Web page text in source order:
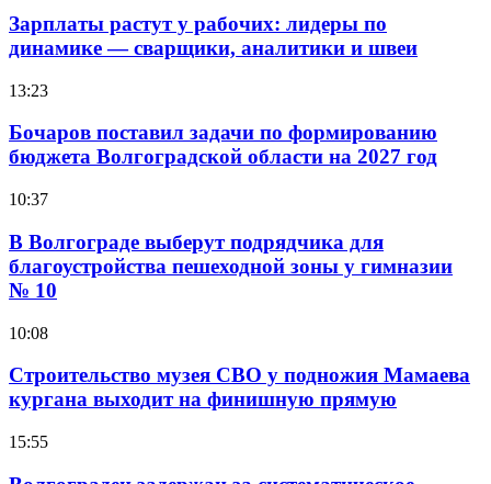
Зарплаты растут у рабочих: лидеры по
динамике — сварщики, аналитики и швеи
13:23
Бочаров поставил задачи по формированию
бюджета Волгоградской области на 2027 год
10:37
В Волгограде выберут подрядчика для
благоустройства пешеходной зоны у гимназии
№ 10
10:08
Строительство музея СВО у подножия Мамаева
кургана выходит на финишную прямую
15:55